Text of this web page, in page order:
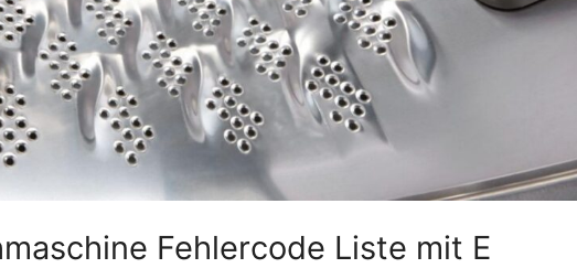
Fehlercode Liste mit E